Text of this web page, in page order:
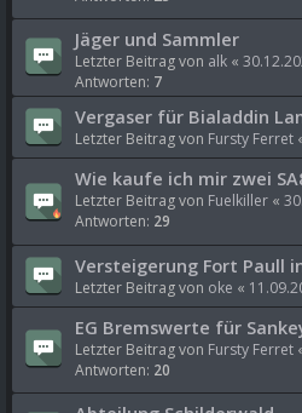
Jäger und Sammler
Letzter Beitrag von alk «
Antworten: 7
Vergaser für Bialaddin
Letzter Beitrag von Fursty Ferret
Wie kaufe ich mir zwei
Letzter Beitrag von Fuelkiller «
Antworten: 29
Versteigerung Fort Paull
Letzter Beitrag von oke «
EG Bremswerte für
Letzter Beitrag von Fursty Ferret
Antworten: 20